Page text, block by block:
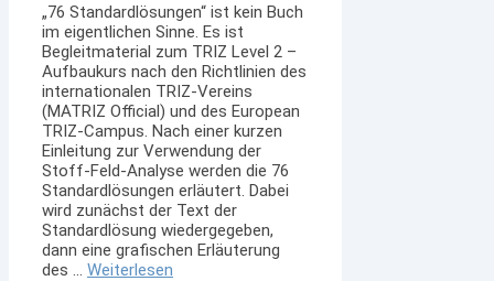
„76 Standardlösungen“ ist kein Buch
im eigentlichen Sinne. Es ist
Begleitmaterial zum TRIZ Level 2 –
Aufbaukurs nach den Richtlinien des
internationalen TRIZ-Vereins
(MATRIZ Official) und des European
TRIZ-Campus. Nach einer kurzen
Einleitung zur Verwendung der
Stoff-Feld-Analyse werden die 76
Standardlösungen erläutert. Dabei
wird zunächst der Text der
Standardlösung wiedergegeben,
dann eine grafischen Erläuterung
des … Weiterlesen